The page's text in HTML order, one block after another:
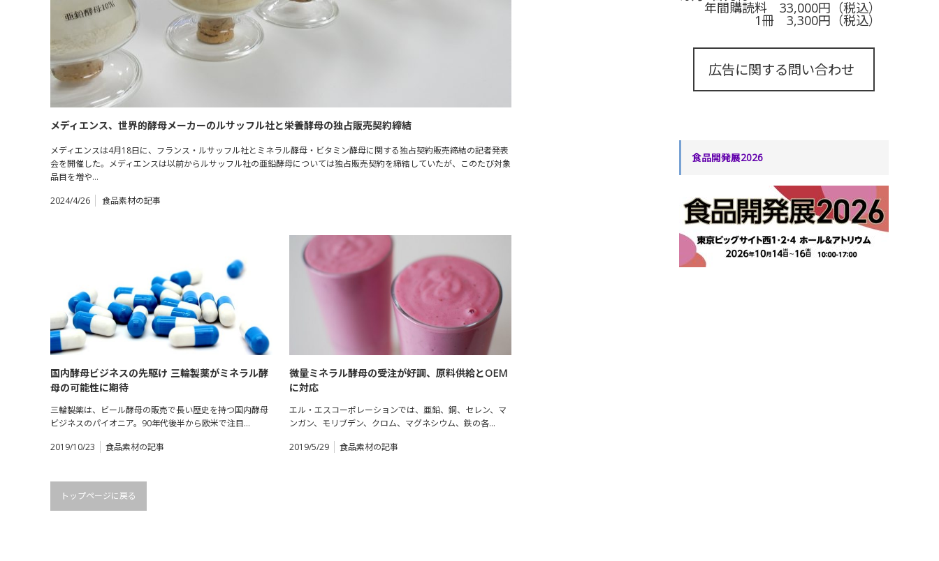
メディエンス、世界的酵母メーカーのルサッフル社と栄養酵母の独占販売契約締結
メディエンスは4月18日に、フランス・ルサッフル社とミネラル酵母・ビタミン酵母に関する独占契約販売締結の記者発表
会を開催した。メディエンスは以前からルサッフル社の亜鉛酵母については独占販売契約を締結していたが、このたび対象
品目を増や…
2024/4/26
食品素材の記事
国内酵母ビジネスの先駆け 三輪製薬がミネラル酵
母の可能性に期待
三輪製薬は、ビール酵母の販売で長い歴史を持つ国内酵母
ビジネスのパイオニア。90年代後半から欧米で注目…
2019/10/23
食品素材の記事
微量ミネラル酵母の受注が好調、原料供給とOEM
に対応
エル・エスコーポレーションでは、亜鉛、銅、セレン、マ
ンガン、モリブデン、クロム、マグネシウム、鉄の各…
2019/5/29
食品素材の記事
トップページに戻る
年間購読料 33,000円（税込）
1冊 3,300円（税込）
広告に関する問い合わせ
食品開発展2026